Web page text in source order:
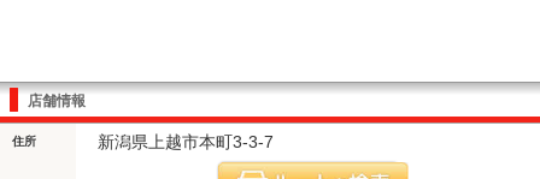
店舗情報
住所 新潟県上越市本町3-3-7